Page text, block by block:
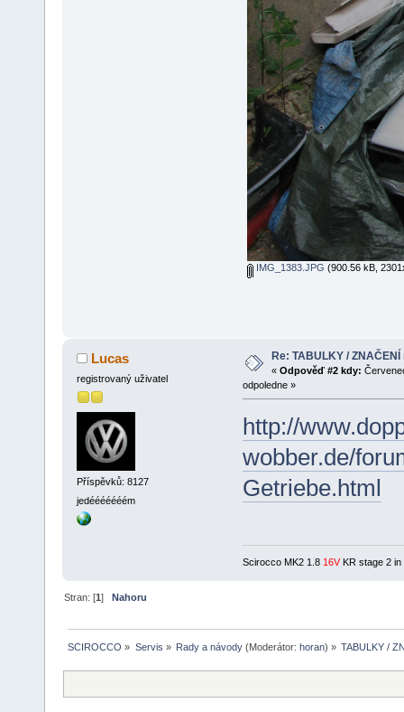
IMG_1383.JPG (900.56 kB,
Lucas
registrovaný uživatel
Příspěvků: 8127
jedééééééém
Re: TABULKY /
« Odpověď #2 kdy:
odpoledne »
http://
wobber.de/
Getriebe.html
Scirocco MK2 1.8 16VKR stage 2 in
Stran: [1]Nahoru
SCIROCCO » Servis » Rady a návody(Moderátor: horan) » TABULKY /